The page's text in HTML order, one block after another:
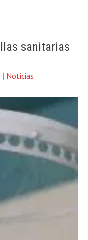
sanitarias
| Noticias